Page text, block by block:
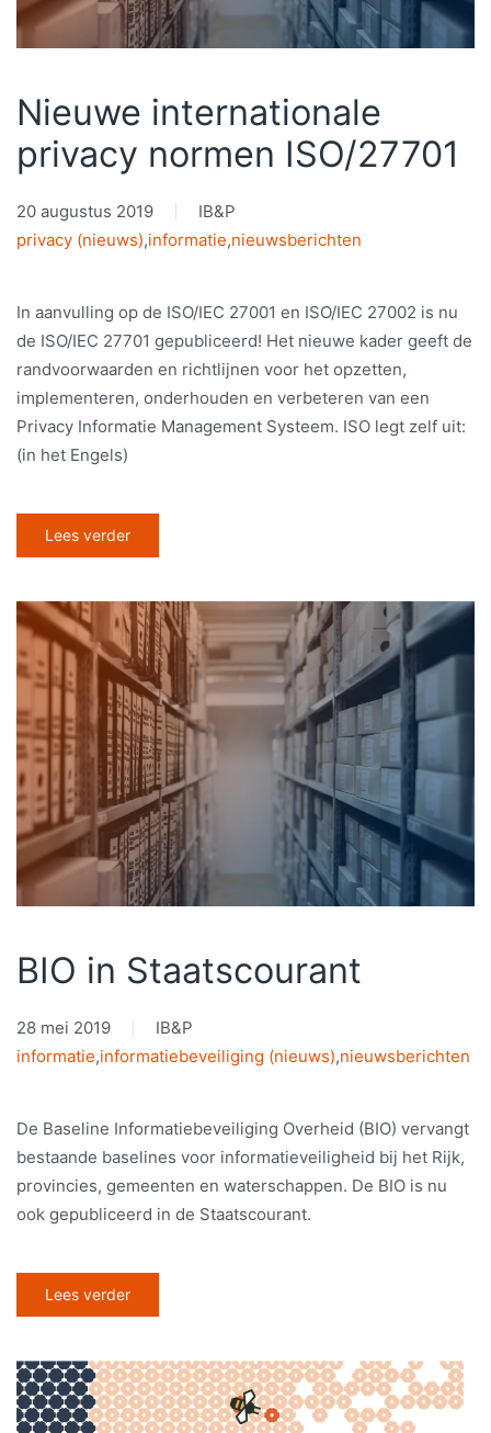
Nieuwe internationale
privacy normen ISO/27701
20 augustus 2019
IB&P
privacy (nieuws),informatie,nieuwsberichten
In aanvulling op de ISO/IEC 27001 en ISO/IEC 27002 is nu
de ISO/IEC 27701 gepubliceerd! Het nieuwe kader geeft de
randvoorwaarden en richtlijnen voor het opzetten,
implementeren, onderhouden en verbeteren van een
Privacy Informatie Management Systeem. ISO legt zelf uit:
(in het Engels)
Lees verder
BIO in Staatscourant
28 mei 2019
IB&P
informatie,informatiebeveiliging (nieuws),nieuwsberichten
De Baseline Informatiebeveiliging Overheid (BIO) vervangt
bestaande baselines voor informatieveiligheid bij het Rijk,
provincies, gemeenten en waterschappen. De BIO is nu
ook gepubliceerd in de Staatscourant.
Lees verder